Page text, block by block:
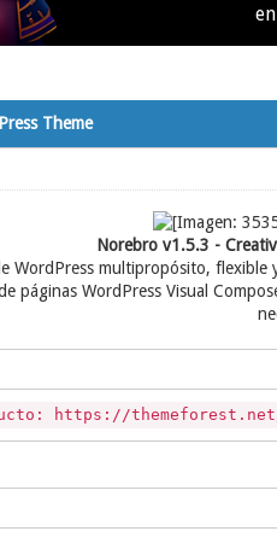
Theme
Norebro v1.5.3 -
WordPress multipropósito,
páginas WordPress Visual
https://themeforest.net/